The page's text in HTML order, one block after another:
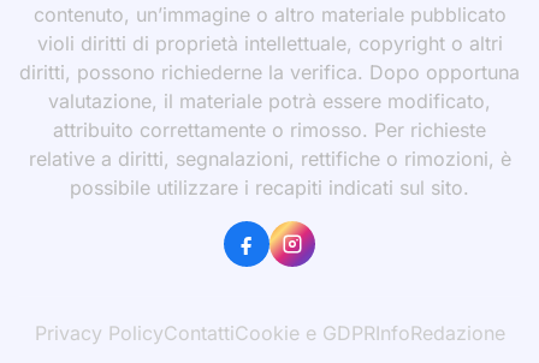
contenuto, un’immagine o altro materiale pubblicato
violi diritti di proprietà intellettuale, copyright o altri
diritti, possono richiederne la verifica. Dopo opportuna
valutazione, il materiale potrà essere modificato,
attribuito correttamente o rimosso. Per richieste
relative a diritti, segnalazioni, rettifiche o rimozioni, è
possibile utilizzare i recapiti indicati sul sito.
Privacy PolicyContattiCookie e GDPRInfoRedazione